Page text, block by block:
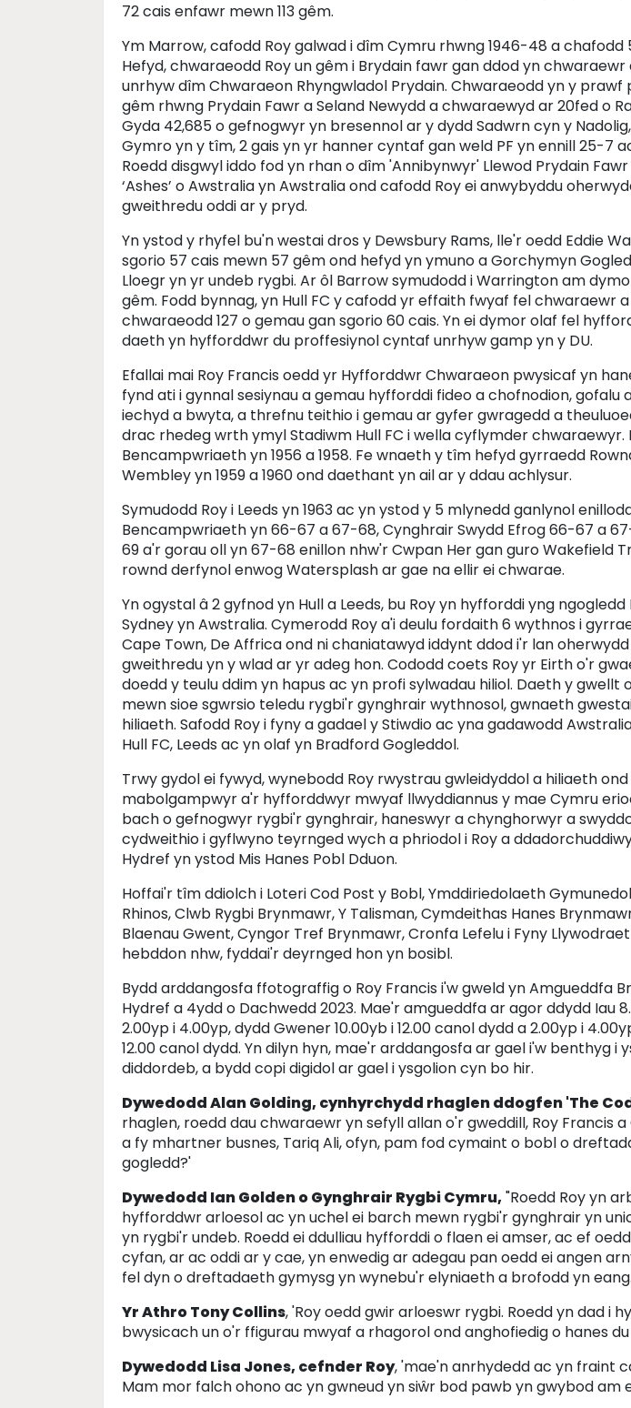
72 cais enfawr mewn 113 gêm.
Ym Marrow, cafodd Roy galwad i dîm Cymru rhwng 1946-48 a chafodd
Hefyd, chwaraeodd Roy un gêm i Brydain fawr gan ddod yn
unrhyw dîm Chwaraeon Rhyngwladol Prydain. Chwaraeodd yn y
gêm rhwng Prydain Fawr a Seland Newydd a chwaraewyd ar 20fed o
Gyda 42,685 o gefnogwyr yn bresennol ar y dydd Sadwrn cyn y
Gymro yn y tîm, 2 gais yn yr hanner cyntaf gan weld PF yn ennill 25-7
Roedd disgwyl iddo fod yn rhan o dîm 'Annibynwyr' Llewod Prydain
‘Ashes’ o Awstralia yn Awstralia ond cafodd Roy ei anwybyddu
gweithredu oddi ar y pryd.
Yn ystod y rhyfel bu'n westai dros y Dewsbury Rams, lle'r oedd Eddie
sgorio 57 cais mewn 57 gêm ond hefyd yn ymuno a Gorchymyn
Lloegr yn yr undeb rygbi. Ar ôl Barrow symudodd i Warrington am
gêm. Fodd bynnag, yn Hull FC y cafodd yr effaith fwyaf fel chwaraewr
chwaraeodd 127 o gemau gan sgorio 60 cais. Yn ei dymor olaf fel
daeth yn hyfforddwr du proffesiynol cyntaf unrhyw gamp yn y DU.
Efallai mai Roy Francis oedd yr Hyfforddwr Chwaraeon pwysicaf yn
fynd ati i gynnal sesiynau a gemau hyfforddi fideo a chofnodion,
iechyd a bwyta, a threfnu teithio i gemau ar gyfer gwragedd a
drac rhedeg wrth ymyl Stadiwm Hull FC i wella cyflymder chwaraewyr.
Bencampwriaeth yn 1956 a 1958. Fe wnaeth y tîm hefyd gyrraedd
Wembley yn 1959 a 1960 ond daethant yn ail ar y ddau achlysur.
Symudodd Roy i Leeds yn 1963 ac yn ystod y 5 mlynedd ganlynol
Bencampwriaeth yn 66-67 a 67-68, Cynghrair Swydd Efrog 66-67 a
69 a'r gorau oll yn 67-68 enillon nhw'r Cwpan Her gan guro Wakefield
rownd derfynol enwog Watersplash ar gae na ellir ei chwarae.
Yn ogystal â 2 gyfnod yn Hull a Leeds, bu Roy yn hyfforddi yng
Sydney yn Awstralia. Cymerodd Roy a'i deulu fordaith 6 wythnos i
Cape Town, De Affrica ond ni chaniatawyd iddynt ddod i'r lan
gweithredu yn y wlad ar yr adeg hon. Cododd coets Roy yr Eirth o'r
doedd y teulu ddim yn hapus ac yn profi sylwadau hiliol. Daeth y gwellt
mewn sioe sgwrsio teledu rygbi'r gynghrair wythnosol, gwnaeth
hiliaeth. Safodd Roy i fyny a gadael y Stiwdio ac yna gadawodd
Hull FC, Leeds ac yn olaf yn Bradford Gogleddol.
Trwy gydol ei fywyd, wynebodd Roy rwystrau gwleidyddol a hiliaeth
mabolgampwyr a'r hyfforddwyr mwyaf llwyddiannus y mae Cymru
bach o gefnogwyr rygbi'r gynghrair, haneswyr a chynghorwyr a
cydweithio i gyflwyno teyrnged wych a phriodol i Roy a
Hydref yn ystod Mis Hanes Pobl Dduon.
Hoffai'r tîm ddiolch i Loteri Cod Post y Bobl, Ymddiriedolaeth Gymunedol
Rhinos, Clwb Rygbi Brynmawr, Y Talisman, Cymdeithas Hanes
Blaenau Gwent, Cyngor Tref Brynmawr, Cronfa Lefelu i Fyny
hebddon nhw, fyddai'r deyrnged hon yn bosibl.
Bydd arddangosfa ffotograffig o Roy Francis i'w gweld yn Amgueddfa
Hydref a 4ydd o Dachwedd 2023. Mae'r amgueddfa ar agor ddydd Iau
2.00yp i 4.00yp, dydd Gwener 10.00yb i 12.00 canol dydd a 2.00yp i
12.00 canol dydd. Yn dilyn hyn, mae'r arddangosfa ar gael i'w benthyg i
diddordeb, a bydd copi digidol ar gael i ysgolion cyn bo hir.
Dywedodd Alan Golding, cynhyrchydd rhaglen ddogfen 'The
rhaglen, roedd dau chwaraewr yn sefyll allan o'r gweddill, Roy Francis a
a fy mhartner busnes, Tariq Ali, ofyn, pam fod cymaint o bobl o
gogledd?'
Dywedodd Ian Golden o Gynghrair Rygbi Cymru, "Roedd Roy yn
hyfforddwr arloesol ac yn uchel ei barch mewn rygbi'r gynghrair yn
yn rygbi'r undeb. Roedd ei ddulliau hyfforddi o flaen ei amser, ac ef
cyfan, ar ac oddi ar y cae, yn enwedig ar adegau pan oedd ei angen
fel dyn o dreftadaeth gymysg yn wynebu'r elyniaeth a brofodd yn
Yr Athro Tony Collins, 'Roy oedd gwir arloeswr rygbi. Roedd yn dad i
bwysicach un o'r ffigurau mwyaf a rhagorol ond anghofiedig o hanes
Dywedodd Lisa Jones, cefnder Roy, 'mae'n anrhydedd ac yn fraint
Mam mor falch ohono ac yn gwneud yn siŵr bod pawb yn gwybod am